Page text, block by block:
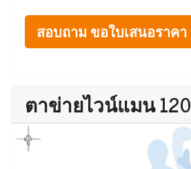
สอบถาม ขอใบเสนอราคา
ตาข่ายไวน์แมน 120